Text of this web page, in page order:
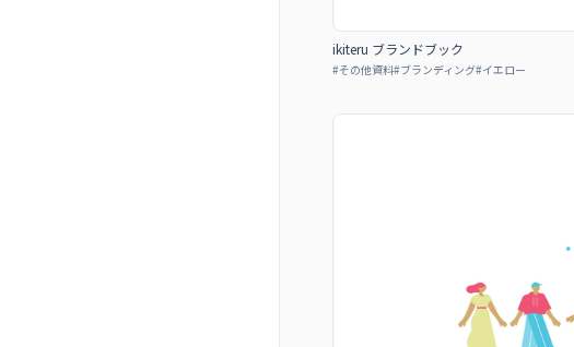
ikiteru ブランドブック
#その他資料#ブランディング#イエロー